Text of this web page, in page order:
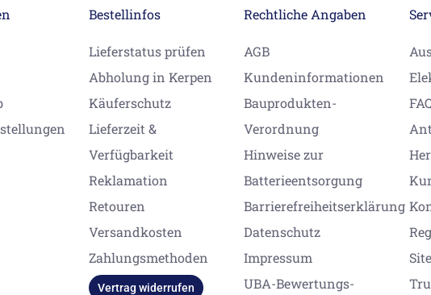
Bestellinfos
Lieferstatus prüfen
Abholung in Kerpen
Käuferschutz
Lieferzeit &
Verfügbarkeit
Reklamation
Retouren
Versandkosten
Zahlungsmethoden
Vertrag widerrufen
Rechtliche Angaben
AGB
Kundeninformationen
Bauprodukten-
Verordnung
Hinweise zur
Batterieentsorgung
Barrierefreiheitserklärung
Datenschutz
Impressum
UBA-Bewertungs-